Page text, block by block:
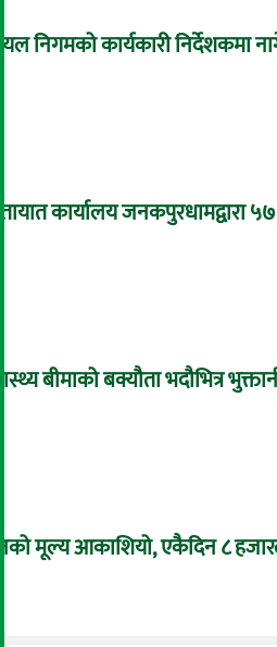
आयल निगमको कार्यकारी निर्देशकमा
यातायात कार्यालय
स्वास्थ्य बीमाको बक्यौता भदौभित्र
सुनको मूल्य आकाशियो, एकैदिन ८